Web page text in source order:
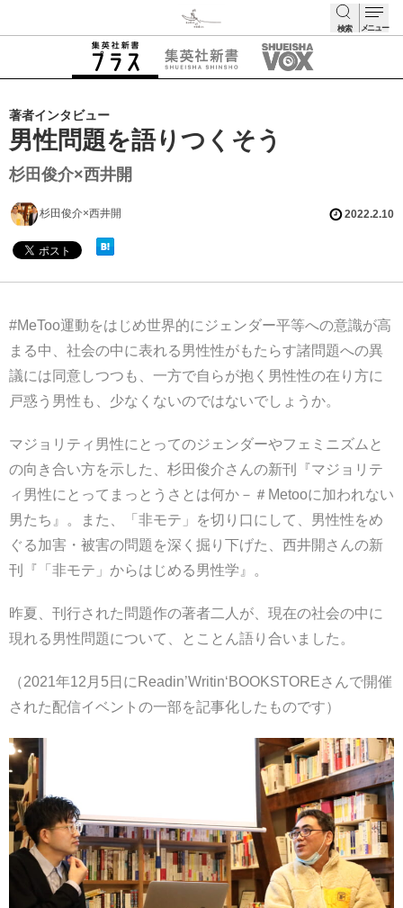
検索 メニュー
著者インタビュー
男性問題を語りつくそう
杉田俊介×西井開
杉田俊介×西井開 2022.2.10
#MeToo運動をはじめ世界的にジェンダー平等への意識が高
まる中、社会の中に表れる男性性がもたらす諸問題への異
議には同意しつつも、一方で自らが抱く男性性の在り方に
戸惑う男性も、少なくないのではないでしょうか。
マジョリティ男性にとってのジェンダーやフェミニズムと
の向き合い方を示した、杉田俊介さんの新刊『マジョリテ
ィ男性にとってまっとうさとは何か－＃Metooに加われない
男たち』。また、「非モテ」を切り口にして、男性性をめ
ぐる加害・被害の問題を深く掘り下げた、西井開さんの新
刊『「非モテ」からはじめる男性学』。
昨夏、刊行された問題作の著者二人が、現在の社会の中に
現れる男性問題について、とことん語り合いました。
（2021年12月5日にReadin’Writin‘BOOKSTOREさんで開催
された配信イベントの一部を記事化したものです）